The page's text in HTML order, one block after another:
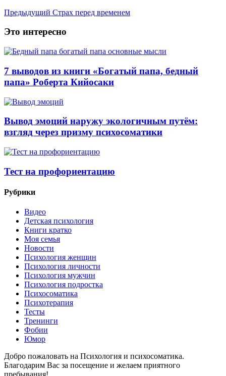
Предыдущий Страх перед временем
Это интересно
7 выводов из книги «Богатый папа, бедный
папа» Роберта Кийосаки
Вывод эмоций наружу экологичным путём:
взгляд через призму психосоматики
Тест на профориентацию
Рубрики
Видео
Детская психология
Книги кратко
Моя семья
Новости
Психология женщин
Психология личности
Психология мужчин
Психология подростка
Психосоматика
Психотерапия
Тесты
Тренинги
Фобии
Юмор
Добро пожаловать на Психология и психосоматика.
Благодарим Вас за посещение и желаем приятного